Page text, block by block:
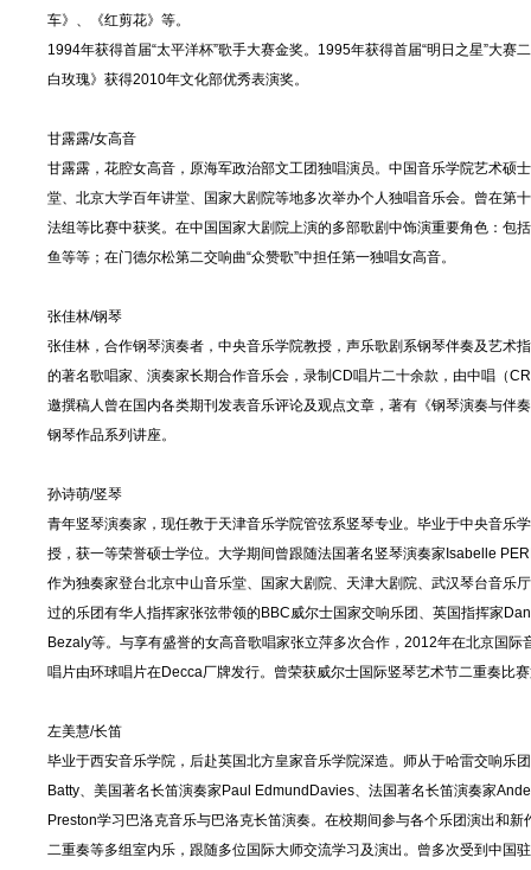
车》、《红剪花》等。
1994年获得首届“太平洋杯”歌手大赛金奖。1995年获得首届“明日之星”大
白玫瑰》获得2010年文化部优秀表演奖。
甘露露/女高音
甘露露，花腔女高音，原海军政治部文工团独唱演员。中国音乐学院艺术硕
堂、北京大学百年讲堂、国家大剧院等地多次举办个人独唱音乐会。曾在第
法组等比赛中获奖。在中国国家大剧院上演的多部歌剧中饰演重要角色：包
鱼等等；在门德尔松第二交响曲“众赞歌”中担任第一独唱女高音。
张佳林/钢琴
张佳林，合作钢琴演奏者，中央音乐学院教授，声乐歌剧系钢琴伴奏及艺术
的著名歌唱家、演奏家长期合作音乐会，录制CD唱片二十余款，由中唱（
邀撰稿人曾在国内各类期刊发表音乐评论及观点文章，著有《钢琴演奏与伴
钢琴作品系列讲座。
孙诗萌/竖琴
青年竖琴演奏家，现任教于天津音乐学院管弦系竖琴专业。毕业于中央音
授，获一等荣誉硕士学位。大学期间曾跟随法国著名竖琴演奏家Isabelle
作为独奏家登台北京中山音乐堂、国家大剧院、天津大剧院、武汉琴台音乐
过的乐团有华人指挥家张弦带领的BBC威尔士国家交响乐团、英国指挥家
Bezaly等。与享有盛誉的女高音歌唱家张立萍多次合作，2012年在北京国
唱片由环球唱片在Decca厂牌发行。曾荣获威尔士国际竖琴艺术节二重奏比
左美慧/长笛
毕业于西安音乐学院，后赴英国北方皇家音乐学院深造。师从于哈雷交响
Batty、美国著名长笛演奏家Paul EdmundDavies、法国著名长笛演奏家
Preston学习巴洛克音乐与巴洛克长笛演奏。在校期间参与各个乐团演出和
二重奏等多组室内乐，跟随多位国际大师交流学习及演出。曾多次受到中国